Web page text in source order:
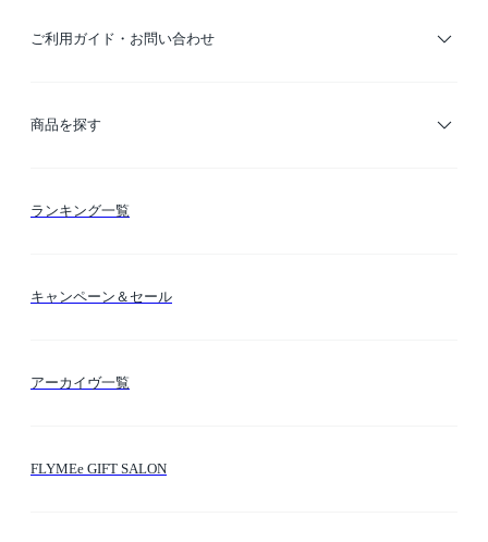
ご利用ガイド・お問い合わせ
ご利用ガイド
商品を探す
カテゴリー検索
ランキング一覧
キャンペーン＆セール
アーカイヴ一覧
FLYMEe GIFT SALON